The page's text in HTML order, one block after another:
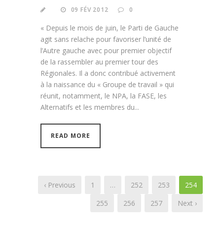
09 FÉV 2012 0
« Depuis le mois de juin, le Parti de Gauche
agit sans relache pour favoriser l’unité de
l’Autre gauche avec pour premier objectif
de la rassembler au premier tour des
Régionales. Il a donc contribué activement
à la naissance du « Groupe de travail » qui
réunit, notamment, le NPA, la FASE, les
Alternatifs et les membres du...
READ MORE
‹ Previous 1 … 252 253
254
255
256 257 Next ›